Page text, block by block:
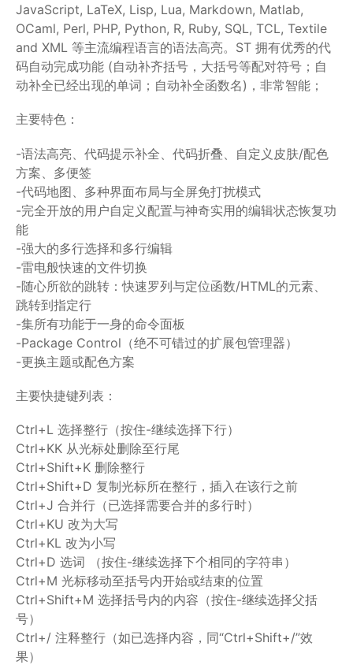
JavaScript, LaTeX, Lisp, Lua, Markdown, Matlab,
OCaml, Perl, PHP, Python, R, Ruby, SQL, TCL, Textile
and XML 等主流编程语言的语法高亮。ST 拥有优秀的代
码自动完成功能 (自动补齐括号，大括号等配对符号；自
动补全已经出现的单词；自动补全函数名)，非常智能；
主要特色：
-语法高亮、代码提示补全、代码折叠、自定义皮肤/配色
方案、多便签
-代码地图、多种界面布局与全屏免打扰模式
-完全开放的用户自定义配置与神奇实用的编辑状态恢复功
能
-强大的多行选择和多行编辑
-雷电般快速的文件切换
-随心所欲的跳转：快速罗列与定位函数/HTML的元素、
跳转到指定行
-集所有功能于一身的命令面板
-Package Control（绝不可错过的扩展包管理器）
-更换主题或配色方案
主要快捷键列表：
Ctrl+L 选择整行（按住-继续选择下行）
Ctrl+KK 从光标处删除至行尾
Ctrl+Shift+K 删除整行
Ctrl+Shift+D 复制光标所在整行，插入在该行之前
Ctrl+J 合并行（已选择需要合并的多行时）
Ctrl+KU 改为大写
Ctrl+KL 改为小写
Ctrl+D 选词 （按住-继续选择下个相同的字符串）
Ctrl+M 光标移动至括号内开始或结束的位置
Ctrl+Shift+M 选择括号内的内容（按住-继续选择父括
号）
Ctrl+/ 注释整行（如已选择内容，同“Ctrl+Shift+/”效
果）